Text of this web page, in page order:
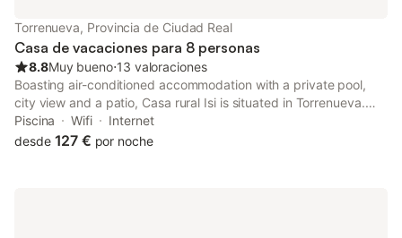
Torrenueva, Provincia de Ciudad Real
Casa de vacaciones para 8 personas
8.8Muy bueno⋅13 valoraciones
Boasting air-conditioned accommodation with a private pool,
city view and a patio, Casa rural Isi is situated in Torrenueva.
This property offers access to a balcony, a pool table, free
private parking and free WiFi.
Piscina Wifi
Internet
desde 127 € por noche